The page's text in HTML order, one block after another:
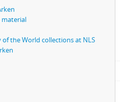
material
of the World collections at NLS